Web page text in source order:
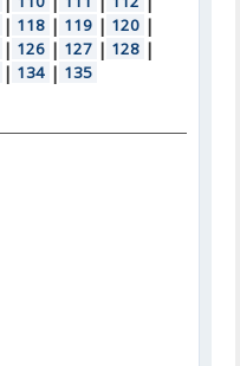
| 118 | 119 | 120 |
| 126 | 127 | 128 |
| 134 | 135